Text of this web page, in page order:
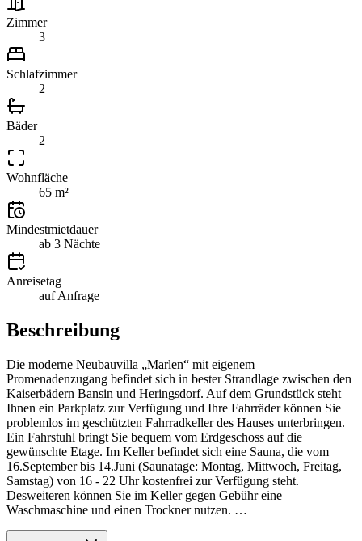
Zimmer
3
Schlafzimmer
2
Bäder
2
Wohnfläche
65 m²
Mindestmietdauer
ab 3 Nächte
Anreisetag
auf Anfrage
Beschreibung
Die moderne Neubauvilla „Marlen“ mit eigenem
Promenadenzugang befindet sich in bester Strandlage zwischen den
Kaiserbädern Bansin und Heringsdorf. Auf dem Grundstück steht
Ihnen ein Parkplatz zur Verfügung und Ihre Fahrräder können Sie
problemlos im geschützten Fahrradkeller des Hauses unterbringen.
Ein Fahrstuhl bringt Sie bequem vom Erdgeschoss auf die
gewünschte Etage. Im Keller befindet sich eine Sauna, die vom
16.September bis 14.Juni (Saunatage: Montag, Mittwoch, Freitag,
Samstag) von 16 - 22 Uhr kostenfrei zur Verfügung steht.
Desweiteren können Sie im Keller gegen Gebühr eine
Waschmaschine und einen Trockner nutzen. …